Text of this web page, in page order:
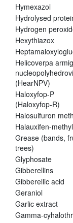
Hymexazol
Hydrolysed
Hydrogen
Hexythiazox
Helicoverpa
(HearNPV)
Haloxyfop-P
(Haloxyfop-R)
Halosulfuron
Halauxifen-methyl
Grease (bands,
trees)
Glyphosate
Gibberellins
Gibberellic acid
Geraniol
Garlic extract
Gamma-